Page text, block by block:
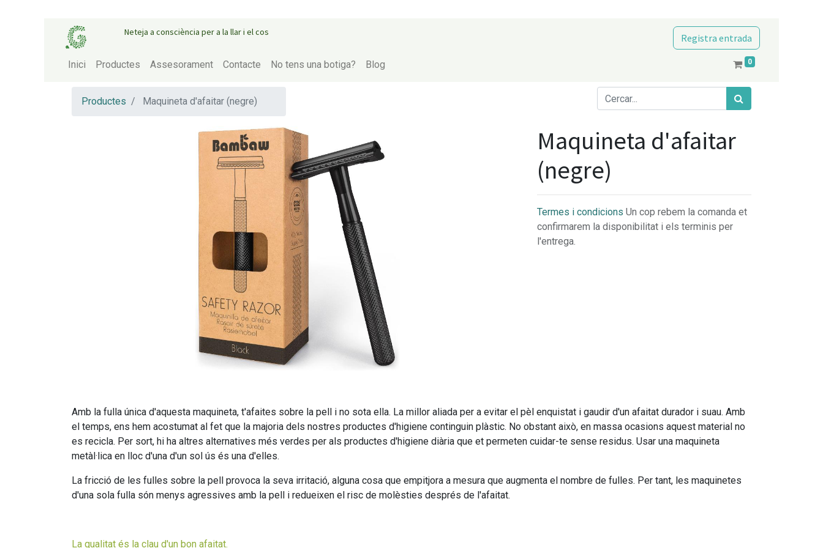
Neteja a consciència per a la llar i el cos Registra entrada
Inici Productes Assesorament Contacte No tens una botiga? Blog 0
Productes Maquineta d'afaitar (negre)
Maquineta d'afaitar
(negre)
Termes i condicions Un cop rebem la comanda et
confirmarem la disponibilitat i els terminis per
l'entrega.
Amb la fulla única d'aquesta maquineta, t'afaites sobre la pell i no sota ella. La millor aliada per a evitar el pèl enquistat i gaudir d'un afaitat durador i suau. Amb
el temps, ens hem acostumat al fet que la majoria dels nostres productes d'higiene continguin plàstic. No obstant això, en massa ocasions aquest material no
es recicla. Per sort, hi ha altres alternatives més verdes per als productes d'higiene diària que et permeten cuidar-te sense residus. Usar una maquineta
metàl·lica en lloc d'una d'un sol ús és una d'elles.
La fricció de les fulles sobre la pell provoca la seva irritació, alguna cosa que empitjora a mesura que augmenta el nombre de fulles. Per tant, les maquinetes
d'una sola fulla són menys agressives amb la pell i redueixen el risc de molèsties després de l'afaitat.
La qualitat és la clau d'un bon afaitat.